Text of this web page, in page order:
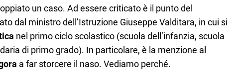
un caso. Ad essere criticato è il punto del
dal ministro dell’Istruzione Giuseppe Valditara, in cui si
nel primo ciclo scolastico (scuola dell’infanzia, scuola
di primo grado). In particolare, è la menzione al
a far storcere il naso. Vediamo perché.